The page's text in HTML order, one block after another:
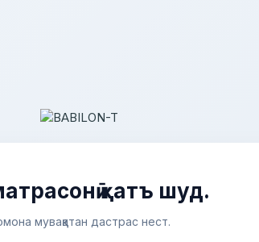
қатъ шуд.
муваққатан дастрас нест.